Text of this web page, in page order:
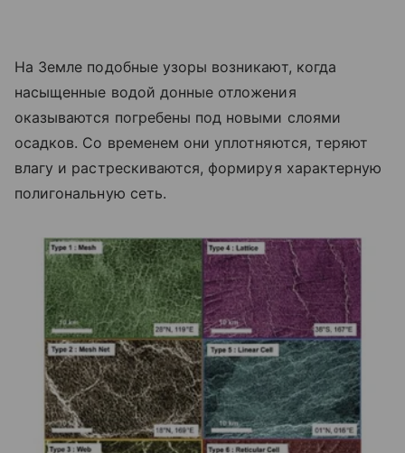
На Земле подобные узоры возникают, когда
насыщенные водой донные отложения
оказываются погребены под новыми слоями
осадков. Со временем они уплотняются, теряют
влагу и растрескиваются, формируя характерную
полигональную сеть.